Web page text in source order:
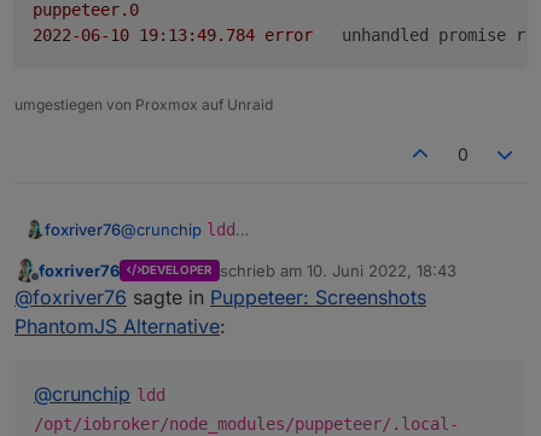
puppeteer.0
error unhandled promise
2022-06-10 19:13:49.782 error
umgestiegen von Proxmox auf Unraid
0
foxriver76@crunchip ldd
cal-chromium/linux-982053/chrome-
linux/chrome | grep not
Offline
foxriver76 DEVELOPER schrieb am 10. Juni 2022, 18:43
zuletzt editiert von
@foxriver76 sagte in Puppeteer: Screenshots
PhantomJS Alternative:
@crunchip ldd
/opt/iobroker/node_modules/puppeteer/.local-